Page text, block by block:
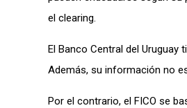
el clearing.
El Banco Central del
Además, su información no
Por el contrario, el FICO se